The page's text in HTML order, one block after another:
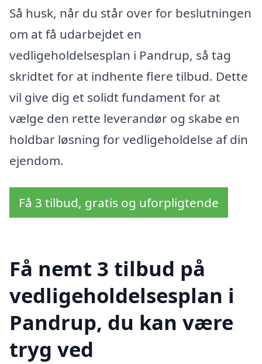
Så husk, når du står over for beslutningen
om at få udarbejdet en
vedligeholdelsesplan i Pandrup, så tag
skridtet for at indhente flere tilbud. Dette
vil give dig et solidt fundament for at
vælge den rette leverandør og skabe en
holdbar løsning for vedligeholdelse af din
ejendom.
Få 3 tilbud, gratis og uforpligtende
Få nemt 3 tilbud på
vedligeholdelsesplan i
Pandrup, du kan være
tryg ved